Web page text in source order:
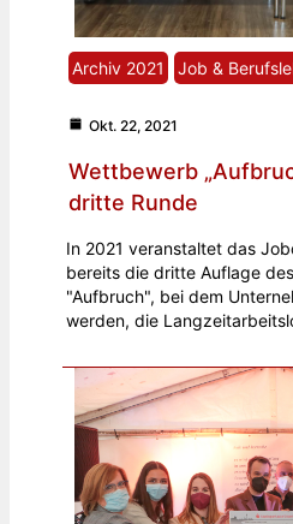
Archiv 2021 Job &
Okt. 22, 2021
Wettbewerb
dritte Runde
In 2021 veranstaltet das
bereits die dritte Auflage
"Aufbruch", bei dem
werden, die